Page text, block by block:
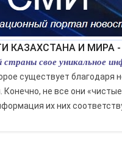
ДЕЙСТВИЯ
КАЗАХСТАНА И МИРА
свое уникальное
существует благодаря
Конечно, не все они
их них